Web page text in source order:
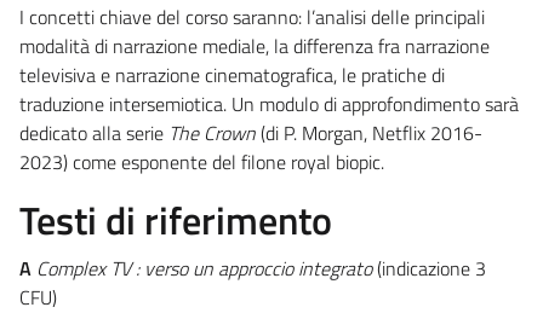
I concetti chiave del corso saranno: l’analisi delle principali
modalità di narrazione mediale, la differenza fra narrazione
televisiva e narrazione cinematografica, le pratiche di
traduzione intersemiotica. Un modulo di approfondimento sarà
dedicato alla serie The Crown(di P. Morgan, Netflix 2016-
2023) come esponente del filone royal biopic.
Testi di riferimento
A Complex TV : verso un approccio integrato(indicazione 3
CFU)